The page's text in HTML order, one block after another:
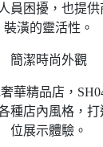
員困擾，也提
裝潢的靈活性。
簡潔時尚外觀
華精品店，
種店內風格，
位展示體驗。